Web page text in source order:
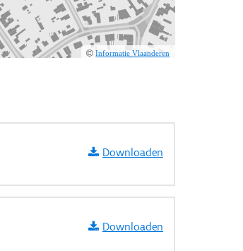
Informatie Vlaanderen
Downloaden
Downloaden